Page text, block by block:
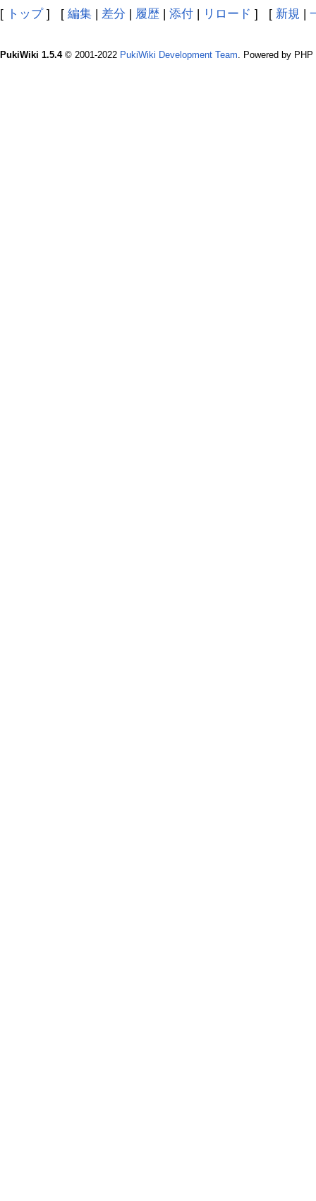
[ トップ] [ 編集 | 差分 | 履歴 | 添付 | リロード ] [ 新規 |
PukiWiki 1.5.4© 2001-2022 PukiWiki Development Team. Powered by